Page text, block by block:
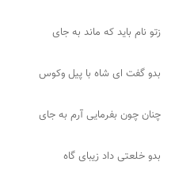
زتو نام باید که ماند به جای
بدو گفت ای شاه با پیل وکوس
چنان چون بفرمایی آرم به جای
بدو خلعتی داد زیبای گاه